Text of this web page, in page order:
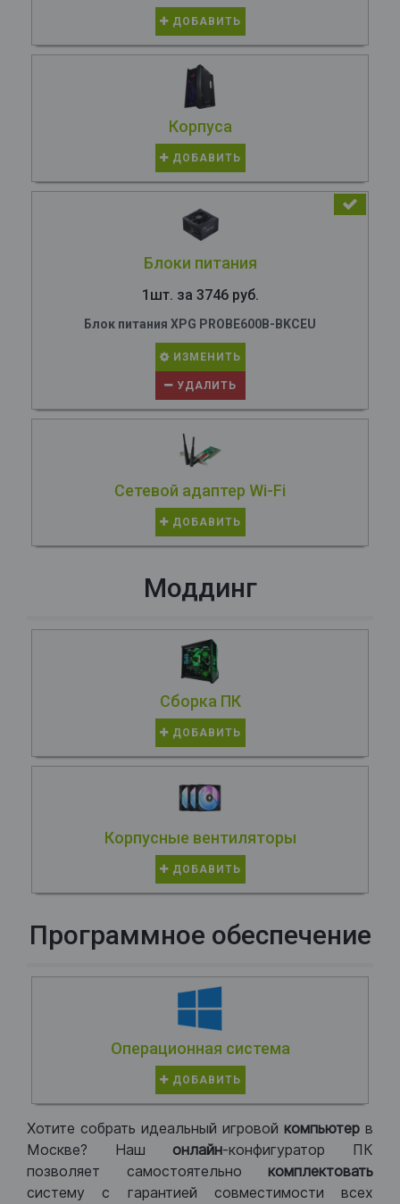
ДОБАВИТЬ
Корпуса
ДОБАВИТЬ
Блоки питания
1шт. за 3746 руб.
Блок питания XPG PROBE600B-BKCEU
ИЗМЕНИТЬ
УДАЛИТЬ
Сетевой адаптер Wi-Fi
ДОБАВИТЬ
Моддинг
Сборка ПК
ДОБАВИТЬ
Корпусные вентиляторы
ДОБАВИТЬ
Программное обеспечение
Операционная система
ДОБАВИТЬ
Хотите собрать идеальный игровой компьютер в
Москве? Нашонлайн-конфигуратор ПК
позволяет самостоятельно комплектовать
систему с гарантией совместимости всех